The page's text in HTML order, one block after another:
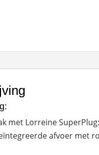
met Lorreine SuperPlug:
afvoer met